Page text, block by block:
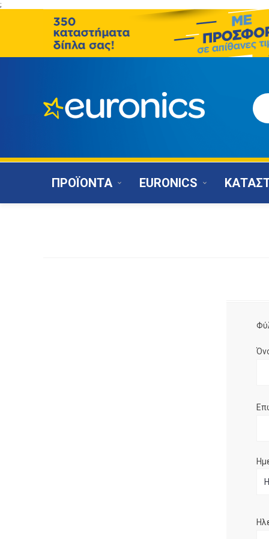
;
ΠΡΟΪΟΝΤΑ EURONICS